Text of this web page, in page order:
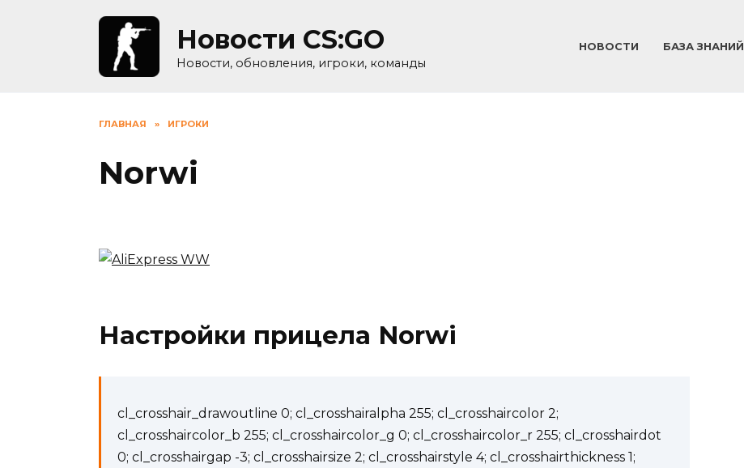
Новости CS:GO
Новости, обновления, игроки, команды
НОВОСТИ БАЗА ЗНАНИЙ
ГЛАВНАЯ » ИГРОКИ
Norwi
Настройки прицела Norwi
cl_crosshair_drawoutline 0; cl_crosshairalpha 255; cl_crosshaircolor 2;
cl_crosshaircolor_b 255; cl_crosshaircolor_g 0; cl_crosshaircolor_r 255; cl_crosshairdot
0; cl_crosshairgap -3; cl_crosshairsize 2; cl_crosshairstyle 4; cl_crosshairthickness 1;